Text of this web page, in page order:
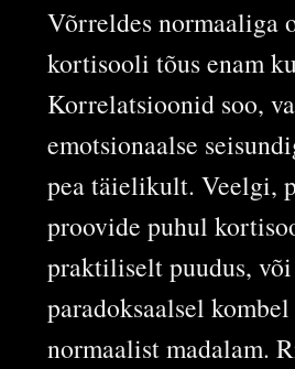
Võrreldes normaaliga
kortisooli tõus enam
Korrelatsioonid soo,
emotsionaalse
pea täielikult. Veelgi,
proovide puhul
praktiliselt puudus,
paradoksaalsel
normaalist madalam.